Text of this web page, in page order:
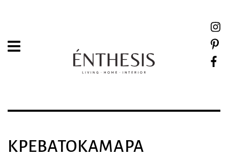
ΚΡΕΒΑΤΟΚΆΜΑΡΑ